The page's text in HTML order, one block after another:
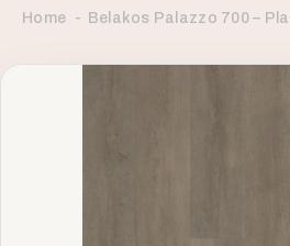
Home Belakos Palazzo 700 –